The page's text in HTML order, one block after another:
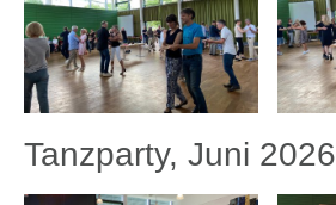
Tanzparty, Juni 2026